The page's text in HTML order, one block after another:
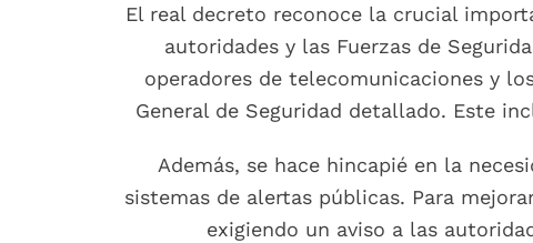
El real decreto reconoce la crucial
autoridades y las Fuerzas de
operadores de telecomunicaciones y
General de Seguridad detallado. Este
Además, se hace hincapié en la
sistemas de alertas públicas. Para
exigiendo un aviso a las